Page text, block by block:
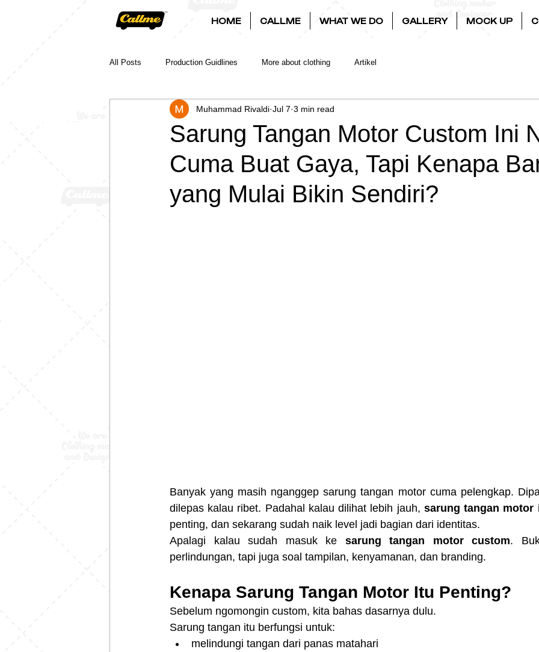
HOME CALLME WHAT WE DO GALLERY MOCK UP
All Posts Production Guidlines More about clothing Artikel
Sarung Tangan Motor Custom Ini
Cuma Buat Gaya, Tapi Kenapa
yang Mulai Bikin Sendiri?
Muhammad Rivaldi Jul 7 3 min read
Banyak yang masih nganggep sarung tangan motor cuma pelengkap.
dilepas kalau ribet. Padahal kalau dilihat lebih jauh, sarung tangan motor
penting, dan sekarang sudah naik level jadi bagian dari identitas.
Apalagi kalau sudah masuk ke sarung tangan motor custom.
perlindungan, tapi juga soal tampilan, kenyamanan, dan branding.
Kenapa Sarung Tangan Motor Itu Penting?
Sebelum ngomongin custom, kita bahas dasarnya dulu.
Sarung tangan itu berfungsi untuk:
melindungi tangan dari panas matahari